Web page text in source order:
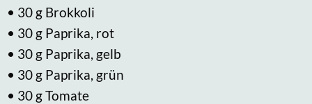
• 30 g Brokkoli
• 30 g Paprika, rot
• 30 g Paprika, gelb
• 30 g Paprika, grün
• 30 g Tomate